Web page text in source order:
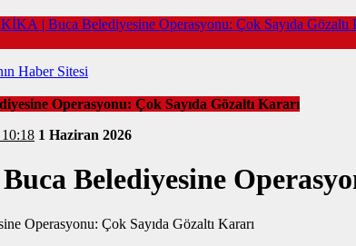
| Buca Belediyesine Operasyonu: Çok Sayıda Gözaltı
Haber Sitesi
Operasyonu: Çok Sayıda Gözaltı Kararı
10:18 1 Haziran 2026
Belediyesine